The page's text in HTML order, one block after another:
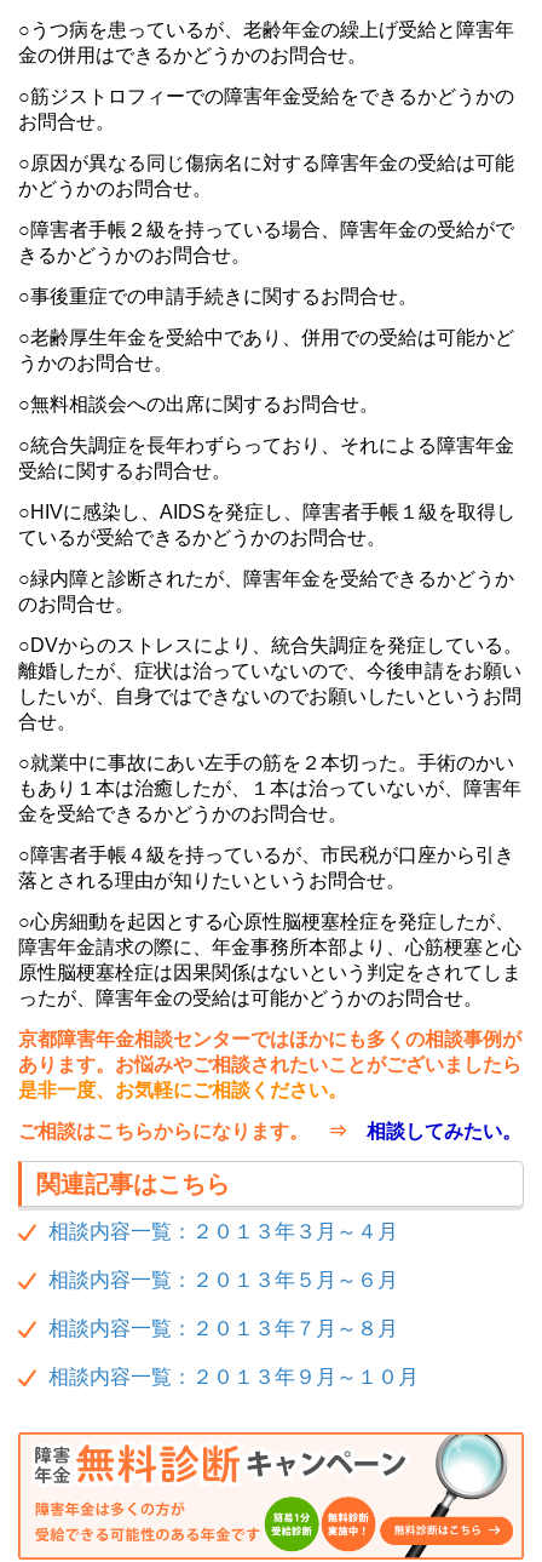
○うつ病を患っているが、老齢年金の繰上げ受給と障害年
金の併用はできるかどうかのお問合せ。
○筋ジストロフィーでの障害年金受給をできるかどうかの
お問合せ。
○原因が異なる同じ傷病名に対する障害年金の受給は可能
かどうかのお問合せ。
○障害者手帳２級を持っている場合、障害年金の受給がで
きるかどうかのお問合せ。
○事後重症での申請手続きに関するお問合せ。
○老齢厚生年金を受給中であり、併用での受給は可能かど
うかのお問合せ。
○無料相談会への出席に関するお問合せ。
○統合失調症を長年わずらっており、それによる障害年金
受給に関するお問合せ。
○HIVに感染し、AIDSを発症し、障害者手帳１級を取得し
ているが受給できるかどうかのお問合せ。
○緑内障と診断されたが、障害年金を受給できるかどうか
のお問合せ。
○DVからのストレスにより、統合失調症を発症している。
離婚したが、症状は治っていないので、今後申請をお願い
したいが、自身ではできないのでお願いしたいというお問
合せ。
○就業中に事故にあい左手の筋を２本切った。手術のかい
もあり１本は治癒したが、１本は治っていないが、障害年
金を受給できるかどうかのお問合せ。
○障害者手帳４級を持っているが、市民税が口座から引き
落とされる理由が知りたいというお問合せ。
○心房細動を起因とする心原性脳梗塞栓症を発症したが、
障害年金請求の際に、年金事務所本部より、心筋梗塞と心
原性脳梗塞栓症は因果関係はないという判定をされてしま
ったが、障害年金の受給は可能かどうかのお問合せ。
京都障害年金相談センターではほかにも多くの相談事例が
あります。お悩みやご相談されたいことがございましたら
是非一度、お気軽にご相談ください。
ご相談はこちらからになります。 ⇒ 相談してみたい。
関連記事はこちら
相談内容一覧：２０１３年３月～４月
相談内容一覧：２０１３年５月～６月
相談内容一覧：２０１３年７月～８月
相談内容一覧：２０１３年９月～１０月